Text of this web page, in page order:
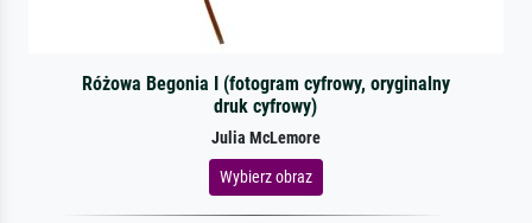
Różowa Begonia I (fotogram cyfrowy, oryginalny
druk cyfrowy)
Julia McLemore
Wybierz obraz